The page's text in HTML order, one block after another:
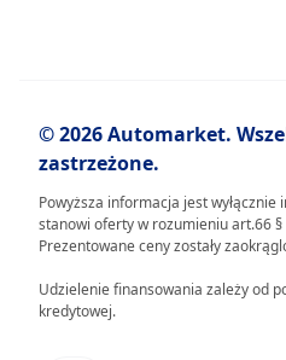
© 2026 Automarket.
zastrzeżone.
Powyższa informacja jest
stanowi oferty w rozumieniu art.66 §
Prezentowane ceny zostały
Udzielenie finansowania zależy od
kredytowej.